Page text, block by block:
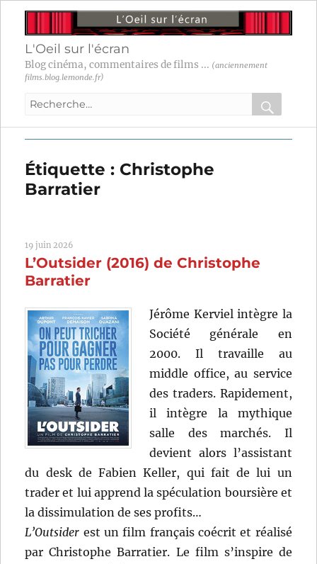
L'Oeil sur l'écran
Blog cinéma, commentaires de films ... (anciennement
films.blog.lemonde.fr)
Recherche
:
OK
Étiquette : Christophe
Barratier
19 juin 2026
L’Outsider (2016) de Christophe
Barratier
Jérôme Kerviel intègre la
Société générale en
2000. Il travaille au
middle office, au service
des traders. Rapidement,
il intègre la mythique
salle des marchés. Il
devient alors l’assistant
du desk de Fabien Keller, qui fait de lui un
trader et lui apprend la spéculation boursière et
la dissimulation de ses profits…
L’Outsider est un film français coécrit et réalisé
par Christophe Barratier. Le film s’inspire de